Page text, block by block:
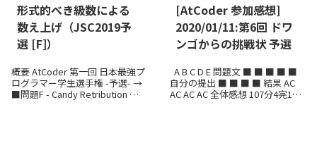
形式的べき級数による
数え上げ（JSC2019予
選 [F]）
概要 AtCoder 第一回 日本最強プ
ログラマー学生選手権 -予選- →
■問題F - Candy Retribution →
[AtCoder 参加感想]
2020/01/11:第6回 ドワ
ンゴからの挑戦状 予選
A B C D E 問題文 ■ ■ ■ ■ ■
自分の提出 ■ ■ ■ ■ 結果 AC
AC AC AC 全体感想 107分4完10